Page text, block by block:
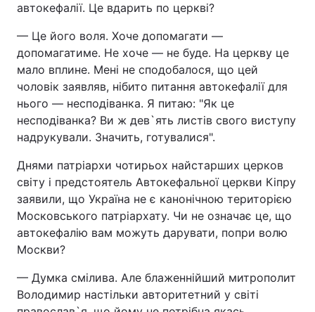
Відео з Youtube Статті
Інтерв'ю Думки
Архів Вакансії
Контакти
Послуги
Тема оформлення
автокефалії. Це вдарить по церкві?
— Це його воля. Хоче допомагати —
допомагатиме. Не хоче — не буде. На церкву це
мало вплине. Мені не сподобалося, що цей
чоловік заявляв, нібито питання автокефалії для
нього — несподіванка. Я питаю: "Як це
несподіванка? Ви ж дев`ять листів свого виступу
надрукували. Значить, готувалися".
Днями патріархи чотирьох найстарших церков
світу і предстоятель Автокефальної церкви Кіпру
заявили, що Україна не є канонічною територією
Московського патріархату. Чи не означає це, що
автокефалію вам можуть дарувати, попри волю
Москви?
— Думка смілива. Але блаженнійший митрополит
Володимир настільки авторитетний у світі